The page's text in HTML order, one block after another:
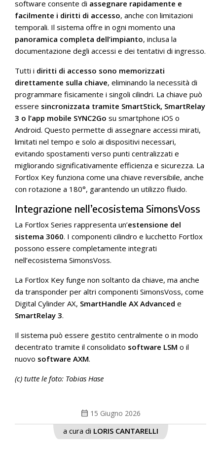
software consente di assegnare rapidamente e
facilmente i diritti di accesso, anche con limitazioni
temporali. Il sistema offre in ogni momento una
panoramica completa dell’impianto, inclusa la
documentazione degli accessi e dei tentativi di ingresso.
Tutti i diritti di accesso sono memorizzati
direttamente sulla chiave, eliminando la necessità di
programmare fisicamente i singoli cilindri. La chiave può
essere sincronizzata tramite SmartStick, SmartRelay
3 o l’app mobile SYNC2Go su smartphone iOS o
Android. Questo permette di assegnare accessi mirati,
limitati nel tempo e solo ai dispositivi necessari,
evitando spostamenti verso punti centralizzati e
migliorando significativamente efficienza e sicurezza. La
Fortlox Key funziona come una chiave reversibile, anche
con rotazione a 180°, garantendo un utilizzo fluido.
Integrazione nell’ecosistema SimonsVoss
La Fortlox Series rappresenta un’estensione del
sistema 3060. I componenti cilindro e lucchetto Fortlox
possono essere completamente integrati
nell’ecosistema SimonsVoss.
La Fortlox Key funge non soltanto da chiave, ma anche
da transponder per altri componenti SimonsVoss, come
Digital Cylinder AX, SmartHandle AX Advanced e
SmartRelay 3.
Il sistema può essere gestito centralmente o in modo
decentrato tramite il consolidato software LSM o il
nuovo software AXM.
(c) tutte le foto: Tobias Hase
calendar_month 15 Giugno 2026
a cura di LORIS CANTARELLI